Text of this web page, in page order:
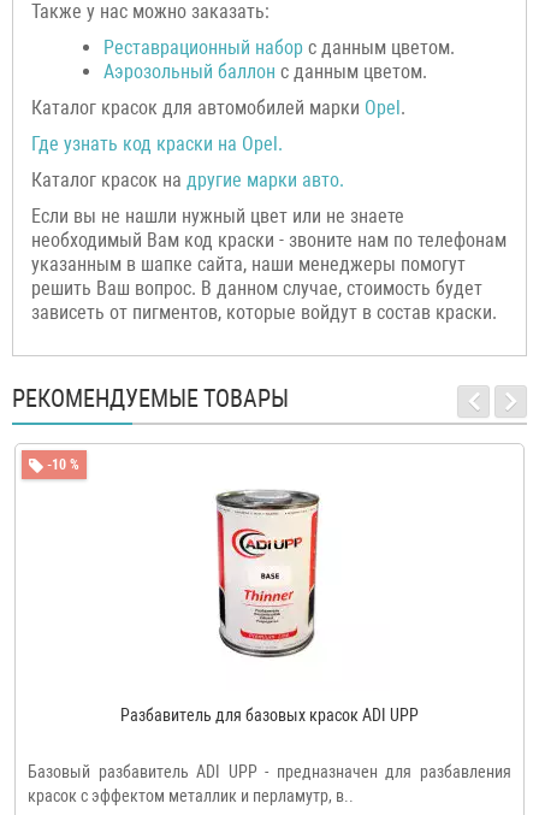
Также у нас можно заказать:
Реставрационный набор с данным цветом.
Аэрозольный баллон с данным цветом.
Каталог красок для автомобилей марки Opel .
Где узнать код краски на Opel .
Каталог красок на другие марки авто.
Если вы не нашли нужный цвет или не знаете
необходимый Вам код краски - звоните нам по телефонам
указанным в шапке сайта, наши менеджеры помогут
решить Ваш вопрос. В данном случае, стоимость будет
зависеть от пигментов, которые войдут в состав краски.
РЕКОМЕНДУЕМЫЕ ТОВАРЫ
-10 %
Разбавитель для базовых красок ADI UPP
Базовый разбавитель ADI UPP - предназначен для разбавления
красок с эффектом металлик и перламутр, в..